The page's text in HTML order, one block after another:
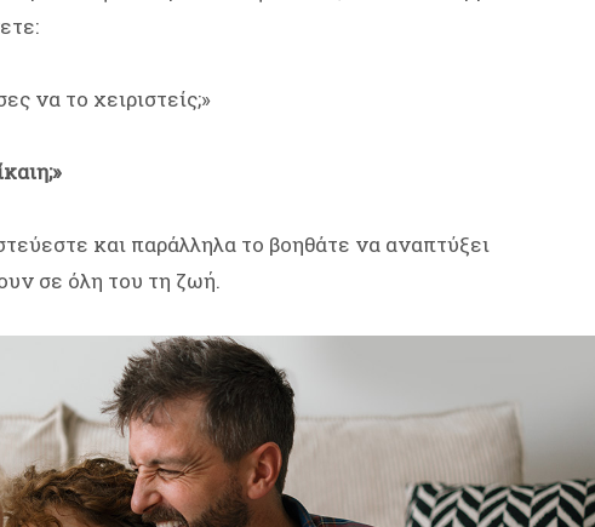
να το χειριστείς;»
και παράλληλα το βοηθάτε να αναπτύξει
σε όλη του τη ζωή.